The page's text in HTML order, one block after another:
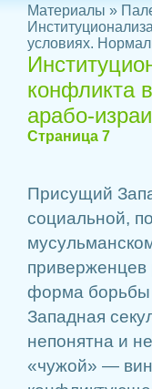
Материалы »
условиях.
конфликта
арабо-
Страница 7
Присущий
социальной,
приверженцев
форма борьбы
Западная
непонятна и
«чужой» —